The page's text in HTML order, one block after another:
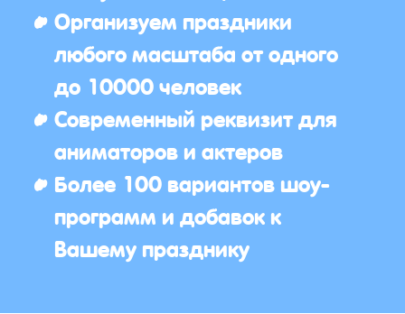
Организуем праздники
любого масштаба от одного
до 10000 человек
Современный реквизит для
аниматоров и актеров
Более 100 вариантов шоу-
программ и добавок к
Вашему празднику